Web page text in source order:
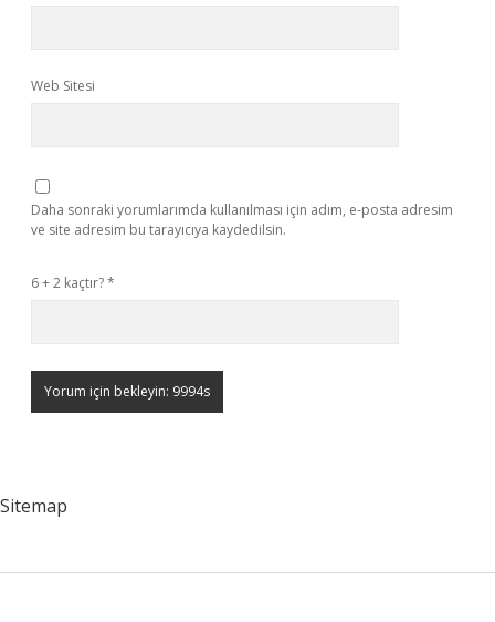
Web Sitesi
Daha sonraki yorumlarımda kullanılması için adım, e-posta adresim
ve site adresim bu tarayıcıya kaydedilsin.
6 + 2 kaçtır?*
Sitemap